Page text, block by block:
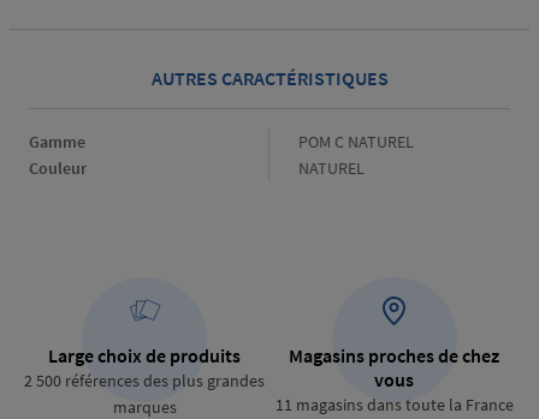
AUTRES CARACTÉRISTIQUES
Gamme Gamme
POM C NATUREL
Couleur
Couleur
NATUREL
Large choix de produits
2 500 références des plus grandes
marques
Magasins proches de chez
vous
11 magasins dans toute la France